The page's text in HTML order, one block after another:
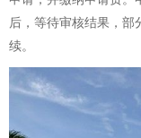
后，等待审核结果，部
续。